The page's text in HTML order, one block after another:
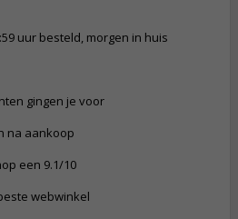
uur besteld, morgen in huis
gingen je voor
na aankoop
een 9.1/10
webwinkel